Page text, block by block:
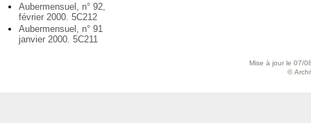
Aubermensuel, n° 92,
février 2000. 5C212
Aubermensuel, n° 91
janvier 2000. 5C211
Mise à jour le 07/
©